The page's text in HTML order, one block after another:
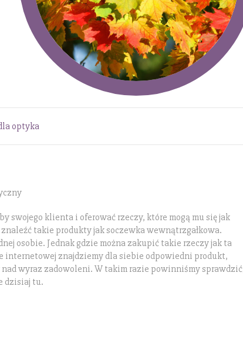
optyka
swojego klienta i oferować rzeczy, które mogą mu się jak
takie produkty jak soczewka wewnątrzgałkowa.
osobie. Jednak gdzie można zakupić takie rzeczy jak ta
internetowej znajdziemy dla siebie odpowiedni produkt,
wyraz zadowoleni. W takim razie powinniśmy
dzisiaj tu.